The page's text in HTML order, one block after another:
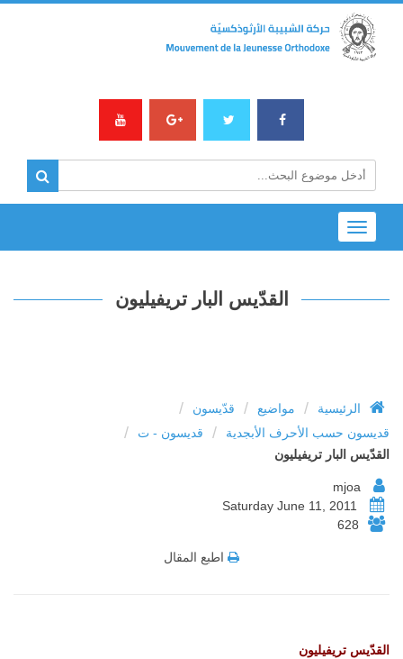
Toggle
navigation
القدّيس البار تريفيليون
الرئيسية / مواضيع / قدّيسون /
قديسون حسب الأحرف الأبجدية / قديسون - ت /
القدّيس البار تريفيليون
628
اطبع المقال
القدّيس تريفيليون